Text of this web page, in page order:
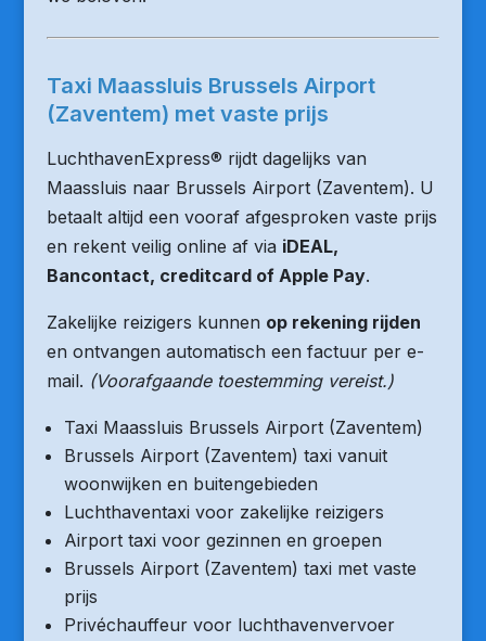
Taxi Maassluis Brussels Airport
(Zaventem) met vaste prijs
LuchthavenExpress® rijdt dagelijks van
Maassluis naar Brussels Airport (Zaventem). U
betaalt altijd een vooraf afgesproken vaste prijs
en rekent veilig online af via iDEAL,
Bancontact, creditcard of Apple Pay.
Zakelijke reizigers kunnen op rekening rijden
en ontvangen automatisch een factuur per e-
mail. (Voorafgaande toestemming vereist.)
Taxi Maassluis Brussels Airport (Zaventem)
Brussels Airport (Zaventem) taxi vanuit
woonwijken en buitengebieden
Luchthaventaxi voor zakelijke reizigers
Airport taxi voor gezinnen en groepen
Brussels Airport (Zaventem) taxi met vaste
prijs
Privéchauffeur voor luchthavenvervoer